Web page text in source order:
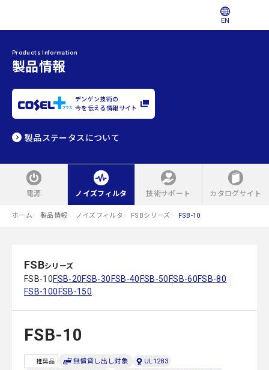
EN
Products Information
製品情報
デンゲン技術の
今を伝える情報サイト
製品ステータスについて
電源 ノイズフィルタ 技術サポート カタログサイト
ホーム 製品情報 ノイズフィルタ FSBシリーズ FSB-10
FSBシリーズ
FSB-10FSB-20FSB-30 FSB-40 FSB-50 FSB-60FSB-80
FSB-100 FSB-150
FSB-10
推奨品 無償貸し出し対象
UL1283